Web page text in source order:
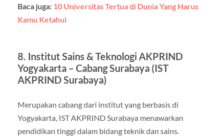
Baca juga: 10 Universitas Tertua di Dunia Yang Harus
Kamu Ketahui
8. Institut Sains & Teknologi AKPRIND
Yogyakarta – Cabang Surabaya (IST
AKPRIND Surabaya)
Merupakan cabang dari institut yang berbasis di
Yogyakarta, IST AKPRIND Surabaya menawarkan
pendidikan tinggi dalam bidang teknik dan sains.